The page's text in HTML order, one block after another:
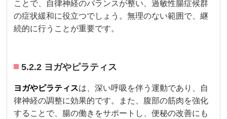
ことで、自律神経のバランスが整い、過敏性腸症候群
の症状緩和に役立つでしょう。無理のない範囲で、継
続的に行うことが重要です。
5.2.2 ヨガやピラティス
ヨガやピラティスは、深い呼吸を伴う運動であり、自
律神経の調整に効果的です。また、腹部の筋肉を強化
することで、腸の働きをサポートし、便秘の改善にも